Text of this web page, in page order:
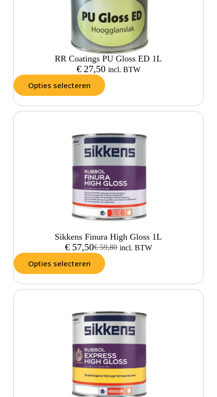
RR Coatings PU Gloss ED 1L
€27,50 incl. BTW
Opties selecteren
Sikkens Finura High Gloss 1L
€59,80
€57,50 incl. BTW
Opties selecteren